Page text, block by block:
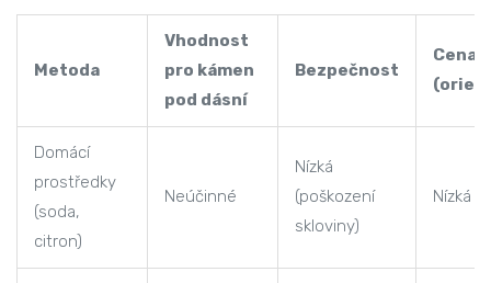
Metoda
Vhodnost
pro kámen
pod dásní
Bezpečnost
Cena
Domácí
prostředky
(soda,
citron)
Neúčinné
Nízká
(poškození
skloviny)
Nízká